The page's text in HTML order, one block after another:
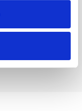
35,00 Lei